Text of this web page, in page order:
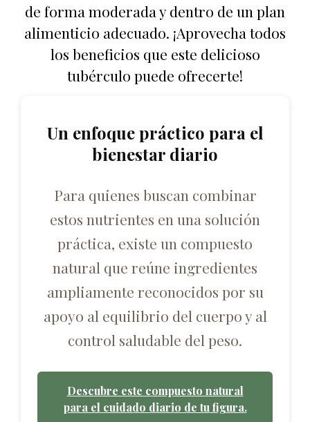
de forma moderada y dentro de un plan
alimenticio adecuado. ¡Aprovecha todos
los beneficios que este delicioso
tubérculo puede ofrecerte!
Un enfoque práctico para el
bienestar diario
Para quienes buscan combinar
estos nutrientes en una solución
práctica, existe un compuesto
natural que reúne ingredientes
ampliamente reconocidos por su
apoyo al equilibrio del cuerpo y al
control saludable del peso.
Descubre este compuesto natural
para el cuidado diario de tu figura.